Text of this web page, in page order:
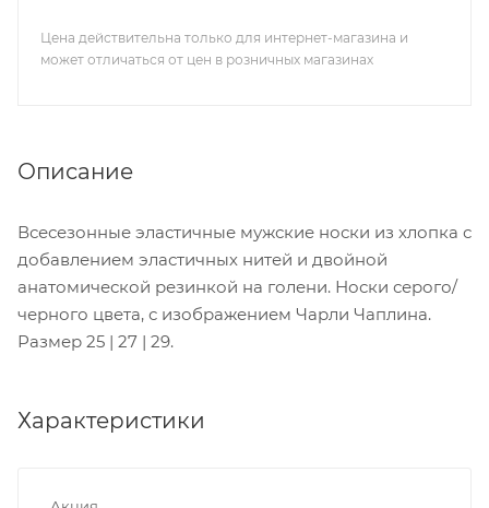
Цена действительна только для интернет-магазина и
может отличаться от цен в розничных магазинах
Описание
Всесезонные эластичные мужские носки из хлопка с
добавлением эластичных нитей и двойной
анатомической резинкой на голени. Носки серого/
черного цвета, с изображением Чарли Чаплина.
Размер 25 | 27 | 29.
Характеристики